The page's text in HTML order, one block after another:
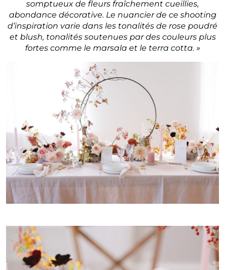
somptueux de fleurs fraîchement cueillies,
abondance décorative. Le nuancier de ce shooting
d’inspiration varie dans les tonalités de rose poudré
et blush, tonalités soutenues par des couleurs plus
fortes comme le marsala et le terra cotta. »